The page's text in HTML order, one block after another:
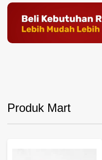
Produk Mart